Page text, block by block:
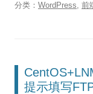
分类： WordPress, 前
提示填写